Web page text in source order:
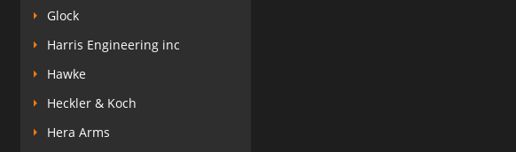
Glock
Harris Engineering inc
Hawke
Heckler & Koch
Hera Arms